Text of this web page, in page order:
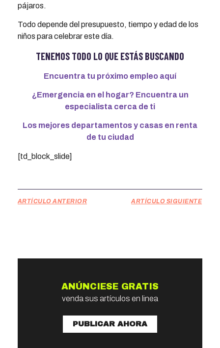
pájaros.
Todo depende del presupuesto, tiempo y edad de los
niños para celebrar este día.
TENEMOS TODO LO QUE ESTÁS BUSCANDO
Encuentra tu próximo empleo aquí
¿Emergencia en el hogar? Encuentra un
especialista cerca de ti
Los mejores departamentos y casas en renta
de tu ciudad
[td_block_slide]
ARTÍCULO ANTERIOR ARTÍCULO SIGUIENTE
ANÚNCIESE GRATIS
venda sus artículos en linea
PUBLICAR AHORA